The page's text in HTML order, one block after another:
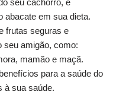
abacate em sua dieta.
frutas seguras e
seu amigão, como:
mamão e maçã.
para a saúde do
à sua saúde.